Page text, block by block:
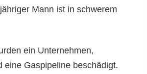
Mann ist in schwerem
ein Unternehmen,
eine Gaspipeline beschädigt.